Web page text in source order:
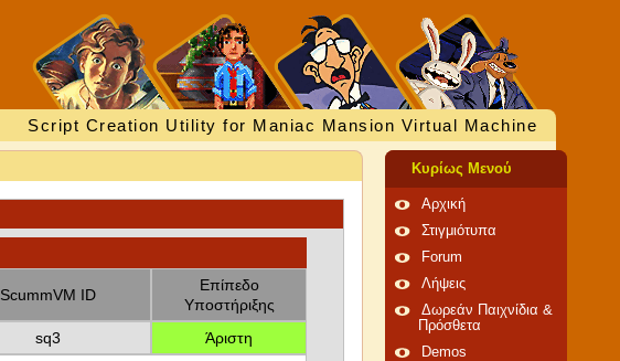
Script Creation Utility for Maniac Mansion Virtual Machine
ScummVM ID
Επίπεδο
Υποστήριξης
sq3 Άριστη
Κυρίως Μενού
Αρχική
Στιγμιότυπα
Forum
Λήψεις
Δωρεάν Παιχνίδια &
Πρόσθετα
Demos